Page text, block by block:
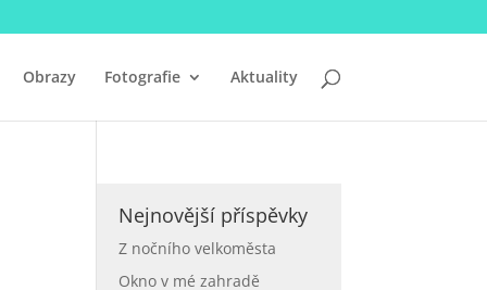
Obrazy Fotografie Aktuality
Nejnovější příspěvky
Z nočního velkoměsta
Okno v mé zahradě